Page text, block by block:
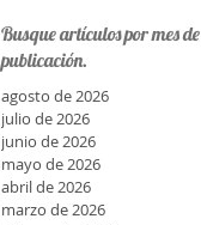
Busque artículos por mes de
publicación.
agosto de 2026
julio de 2026
junio de 2026
mayo de 2026
abril de 2026
marzo de 2026